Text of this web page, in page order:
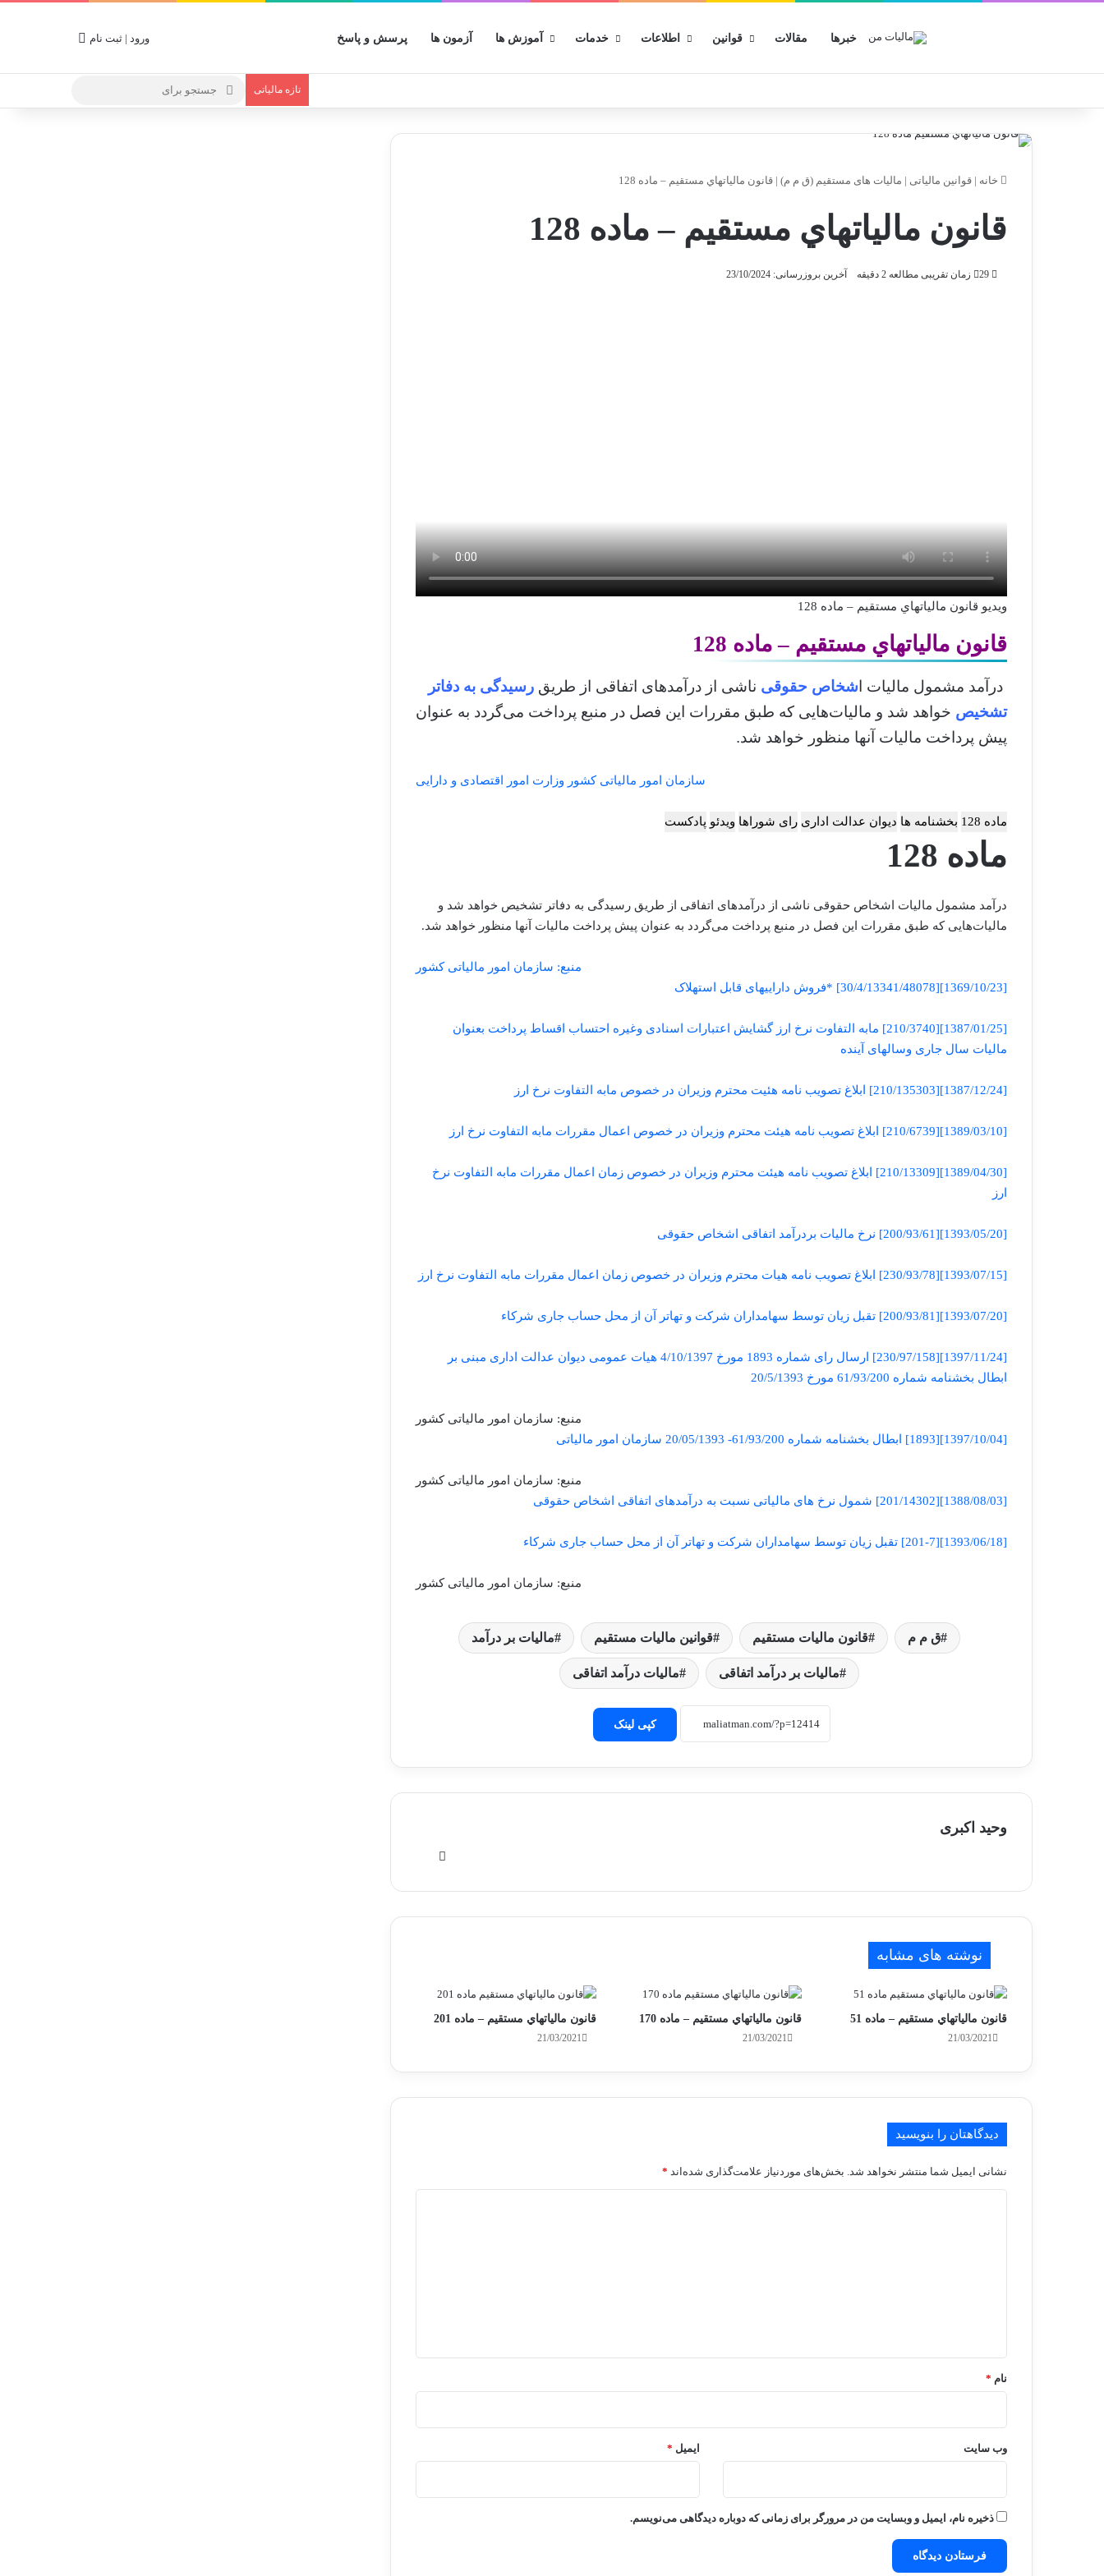
خبرها مقالات قوانین اطلاعات خدمات آموزش ها آزمون ها پرسش و پاسخ ورود | ثبت نام
تازه مالیاتی جستجو
خانه | قوانین مالیاتی | مالیات های مستقیم (ق م م) | قانون مالياتهاي مستقيم – ماده 128
قانون مالياتهاي مستقيم – ماده 128
آخرین بروزرسانی: 23/10/2024 زمان تقریبی مطالعه 2 دقیقه
ویدیو قانون مالياتهاي مستقيم – ماده 128
قانون مالياتهاي مستقيم – ماده 128
درآمد مشمول مالیات اشخاص حقوقی ناشی از درآمدهای اتفاقی از طریق رسیدگی به دفاتر
تشخیص خواهد شد و مالیات‌هایی که طبق ‌مقررات این فصل در منبع پرداخت می‌گردد به عنوان
پیش پرداخت مالیات آنها منظور خواهد شد.
سازمان امور مالیاتی کشور وزارت امور اقتصادی و دارایی
ماده 128 بخشنامه ها دیوان عدالت اداری رای شوراها ویدئو پادکست
ماده 128
درآمد مشمول مالیات اشخاص حقوقی ناشی از درآمدهای اتفاقی از طریق رسیدگی به دفاتر تشخیص خواهد شد و
مالیات‌هایی که طبق ‌مقررات این فصل در منبع پرداخت می‌گردد به عنوان پیش پرداخت مالیات آنها منظور خواهد شد.
منبع: سازمان امور مالیاتی کشور
[1369/10/23][30/4/13341/48078] *فروش داراییهای قابل استهلاک
[1387/01/25][210/3740] مابه التفاوت نرخ ارز گشایش اعتبارات اسنادی وغیره احتساب اقساط پرداخت بعنوان
مالیات سال جاری وسالهای آینده
[1387/12/24][210/135303] ابلاغ تصویب نامه هئیت محترم وزیران در خصوص مابه التفاوت نرخ ارز
[1389/03/10][210/6739] ابلاغ تصویب نامه هیئت محترم وزیران در خصوص اعمال مقررات مابه التفاوت نرخ ارز
[1389/04/30][210/13309] ابلاغ تصویب نامه هیئت محترم وزیران در خصوص زمان اعمال مقررات مابه التفاوت نرخ
ارز
[1393/05/20][200/93/61] نرخ مالیات بردرآمد اتفاقی اشخاص حقوقی
[1393/07/15][230/93/78] ابلاغ تصویب نامه هیات محترم وزیران در خصوص زمان اعمال مقررات مابه التفاوت نرخ ارز
[1393/07/20][200/93/81] تقبل زیان توسط سهامداران شرکت و تهاتر آن از محل حساب جاری شرکاء
[1397/11/24][230/97/158] ارسال رای شماره 1893 مورخ 4/10/1397 هیات عمومی دیوان عدالت اداری مبنی بر
ابطال بخشنامه شماره 61/93/200 مورخ 20/5/1393
منبع: سازمان امور مالیاتی کشور
[1397/10/04][1893] ابطال بخشنامه شماره 61/93/200- 20/05/1393 سازمان امور مالیاتی
منبع: سازمان امور مالیاتی کشور
[1388/08/03][201/14302] شمول نرخ های مالیاتی نسبت به درآمدهای اتفاقی اشخاص حقوقی
[1393/06/18][201-7] تقبل زیان توسط سهامداران شرکت و تهاتر آن از محل حساب جاری شرکاء
منبع: سازمان امور مالیاتی کشور
ق م م قانون مالیات مستقیم قوانین مالیات مستقیم مالیات بر درآمد
مالیات بر درآمد اتفاقی مالیات درآمد اتفاقی
کپی لینک
وحید اکبری
نوشته های مشابه
قانون مالياتهاي مستقيم – ماده 201
21/03/2021
قانون مالياتهاي مستقيم – ماده 170
21/03/2021
قانون مالياتهاي مستقيم – ماده 51
21/03/2021
دیدگاهتان را بنویسید
نشانی ایمیل شما منتشر نخواهد شد. بخش‌های موردنیاز علامت‌گذاری شده‌اند *
نام *
ایمیل * وب‌ سایت
ذخیره نام، ایمیل و وبسایت من در مرورگر برای زمانی که دوباره دیدگاهی می‌نویسم.